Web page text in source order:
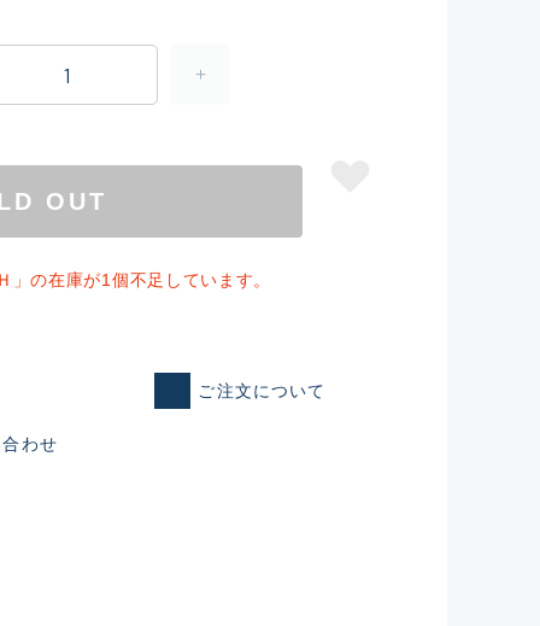
れた未使用
OUT
」の在庫が1個不足しています。
ご注文について
わせ